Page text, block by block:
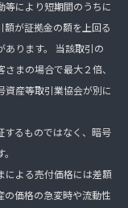
により短期間のうちに
が証拠金の額を上回る
あります。 当該取引の
まの場合で最大２倍、
産等取引業協会が別に
するものではなく、暗号
による売付価格には差額
の価格の急変時や流動性